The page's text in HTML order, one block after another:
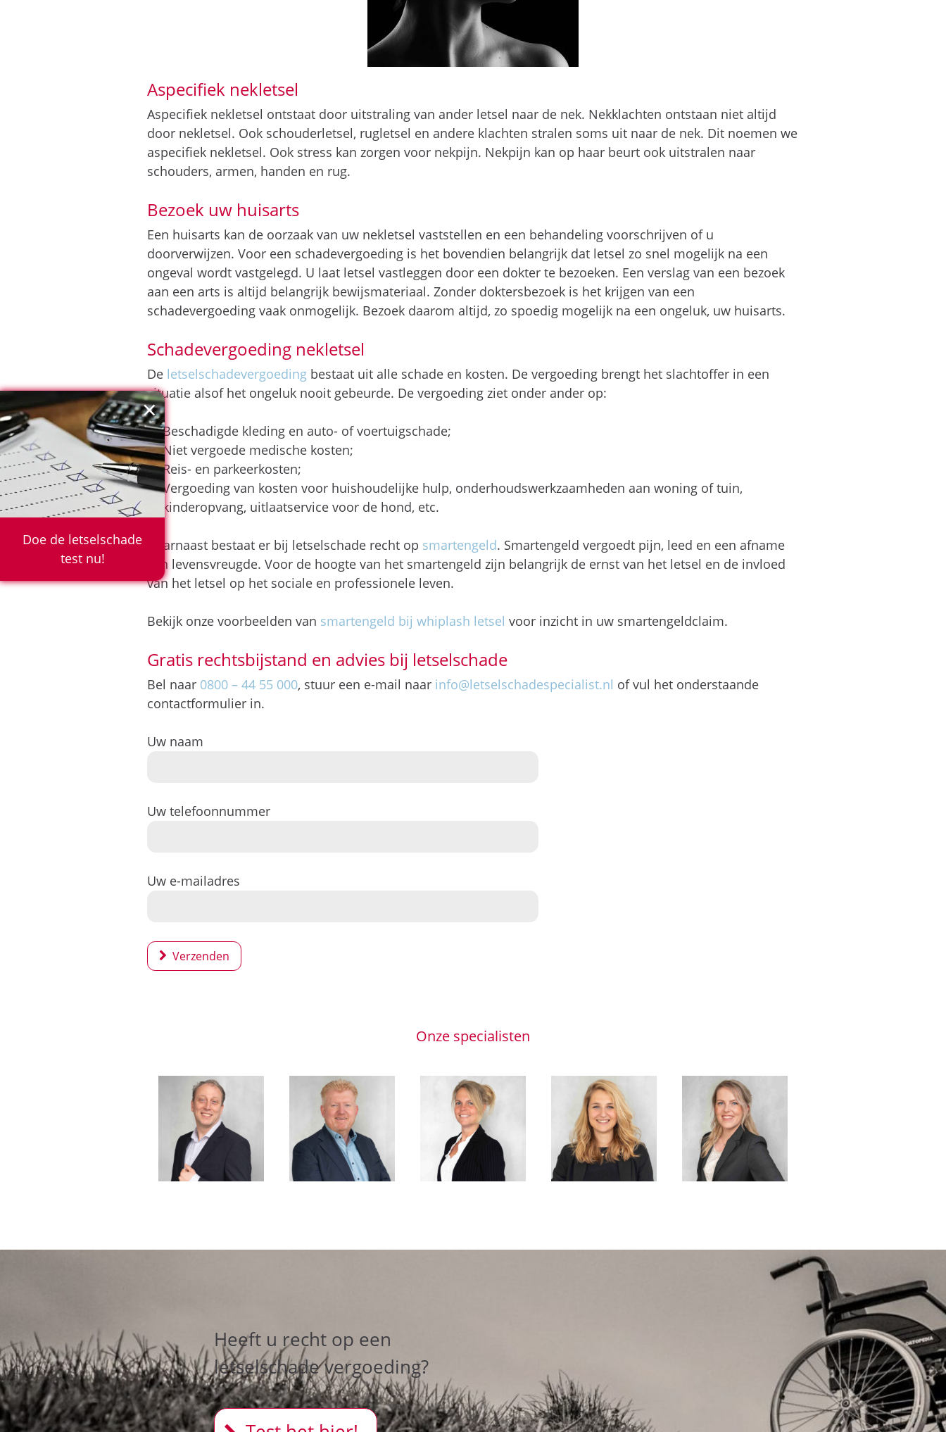
Aspecifiek nekletsel
Aspecifiek nekletsel ontstaat door uitstraling van ander letsel naar de nek. Nekklachten ontstaan niet altijd
door nekletsel. Ook schouderletsel, rugletsel en andere klachten stralen soms uit naar de nek. Dit noemen we
aspecifiek nekletsel. Ook stress kan zorgen voor nekpijn. Nekpijn kan op haar beurt ook uitstralen naar
schouders, armen, handen en rug.
Bezoek uw huisarts
Een huisarts kan de oorzaak van uw nekletsel vaststellen en een behandeling voorschrijven of u
doorverwijzen. Voor een schadevergoeding is het bovendien belangrijk dat letsel zo snel mogelijk na een
ongeval wordt vastgelegd. U laat letsel vastleggen door een dokter te bezoeken. Een verslag van een bezoek
aan een arts is altijd belangrijk bewijsmateriaal. Zonder doktersbezoek is het krijgen van een
schadevergoeding vaak onmogelijk. Bezoek daarom altijd, zo spoedig mogelijk na een ongeluk, uw huisarts.
Schadevergoeding nekletsel
De letselschadevergoeding bestaat uit alle schade en kosten. De vergoeding brengt het slachtoffer in een
situatie alsof het ongeluk nooit gebeurde. De vergoeding ziet onder ander op:
Beschadigde kleding en auto- of voertuigschade;
Niet vergoede medische kosten;
Reis- en parkeerkosten;
Vergoeding van kosten voor huishoudelijke hulp, onderhoudswerkzaamheden aan woning of tuin,
kinderopvang, uitlaatservice voor de hond, etc.
Daarnaast bestaat er bij letselschade recht op smartengeld. Smartengeld vergoedt pijn, leed en een afname
van levensvreugde. Voor de hoogte van het smartengeld zijn belangrijk de ernst van het letsel en de invloed
van het letsel op het sociale en professionele leven.
Bekijk onze voorbeelden van smartengeld bij whiplash letsel voor inzicht in uw smartengeldclaim.
Gratis rechtsbijstand en advies bij letselschade
Bel naar 0800 – 44 55 000, stuur een e-mail naar info@letselschadespecialist.nl of vul het onderstaande
contactformulier in.
Uw naam
Uw telefoonnummer
Uw e-mailadres
Verzenden
Onze specialisten
Heeft u recht op een
letselschade vergoeding?
Doe de letselschade
test nu!
×